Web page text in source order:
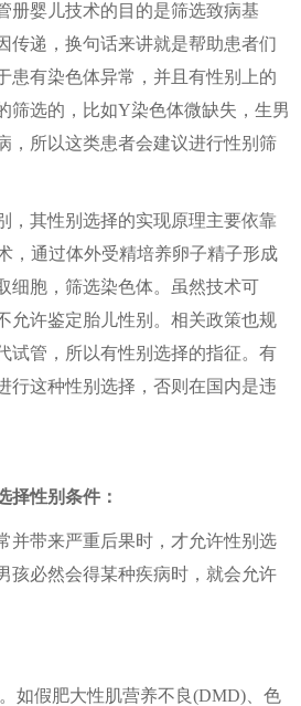
册婴儿技术的目的是筛选致病基
传递，换句话来讲就是帮助患者们
患有染色体异常，并且有性别上的
筛选的，比如Y染色体微缺失，生男
，所以这类患者会建议进行性别筛
，其性别选择的实现原理主要依靠
，通过体外受精培养卵子精子形成
细胞，筛选染色体。虽然技术可
允许鉴定胎儿性别。相关政策也规
试管，所以有性别选择的指征。有
行这种性别选择，否则在国内是违
择性别条件：
并带来严重后果时，才允许性别选
孩必然会得某种疾病时，就会允许
如假肥大性肌营养不良(DMD)、色